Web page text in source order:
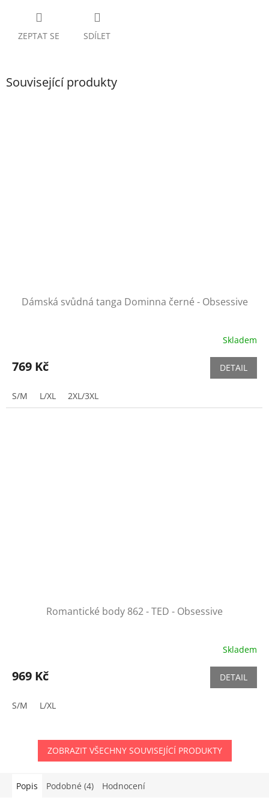
ZEPTAT SE SDÍLET
Související produkty
Dámská svůdná tanga Dominna černé - Obsessive
Skladem
769 Kč DETAIL
S/M L/XL 2XL/3XL
Romantické body 862 - TED - Obsessive
Skladem
969 Kč DETAIL
S/M L/XL
ZOBRAZIT VŠECHNY SOUVISEJÍCÍ PRODUKTY
Popis Podobné (4) Hodnocení